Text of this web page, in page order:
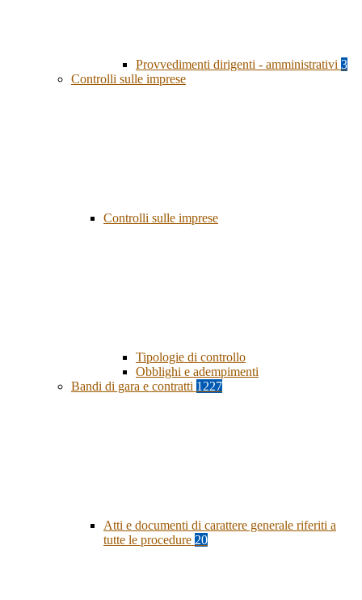
Provvedimenti dirigenti - amministrativi 3
Controlli sulle imprese
Controlli sulle imprese
Tipologie di controllo
Obblighi e adempimenti
Bandi di gara e contratti 1227
Atti e documenti di carattere generale riferiti a
tutte le procedure 20